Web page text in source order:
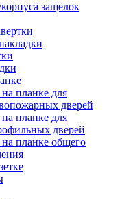
защелок
планке для
дверей
планке для
дверей
планке общего